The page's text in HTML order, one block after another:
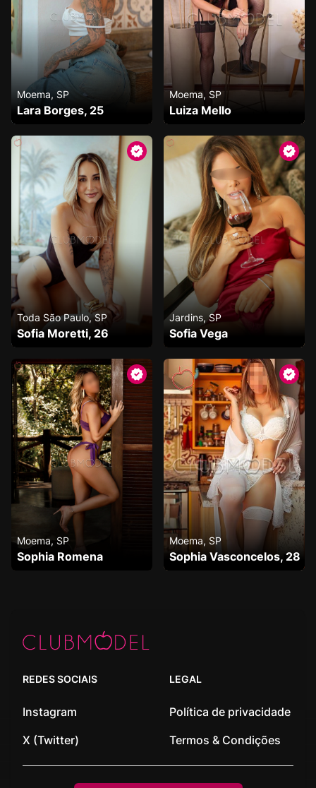
Moema, SP
Lara Borges, 25
Moema, SP
Luiza Mello
Toda São Paulo, SP
Sofia Moretti, 26
Jardins, SP
Sofia Vega
Moema, SP
Sophia Romena
Moema, SP
Sophia Vasconcelos, 28
REDES SOCIAIS
Instagram
X (Twitter)
LEGAL
Política de privacidade
Termos & Condições